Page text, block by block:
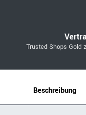
Trusted Shops Gold
Beschreibung